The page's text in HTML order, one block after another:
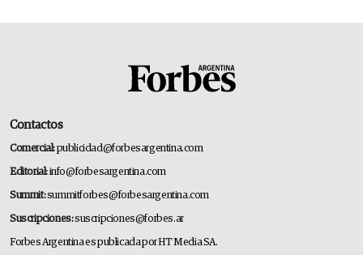
Contactos
Comercial:publicidad@forbesargentina.com
Editorial:info@forbesargentina.com
Summit:summitforbes@forbesargentina.com
Suscripciones:suscripciones@forbes.ar
Forbes Argentina es publicada por HT Media SA.